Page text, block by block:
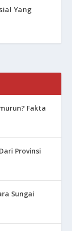
Yang
Fakta
Provinsi
Sungai